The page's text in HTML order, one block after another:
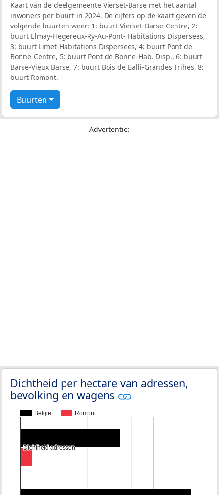
Kaart van de deelgemeente Vierset-Barse met het aantal
inwoners per buurt in 2024. De cijfers op de kaart geven de
volgende buurten weer: 1: buurt Vierset-Barse-Centre, 2:
buurt Elmay-Hegereux-Ry-Au-Pont- Habitations Dispersees,
3: buurt Limet-Habitations Dispersees, 4: buurt Pont de
Bonne-Centre, 5: buurt Pont de Bonne-Hab. Disp., 6: buurt
Barse-Vieux Barse, 7: buurt Bois de Balli-Grandes Trihes, 8:
buurt Romont.
Buurten
Advertentie:
Dichtheid per hectare van adressen,
bevolking en wagens
België Romont
Dichtheid adressen
Dichtheid adressen